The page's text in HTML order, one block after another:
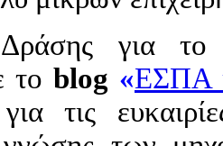
για το
το blog «ΕΣΠΑ
τις